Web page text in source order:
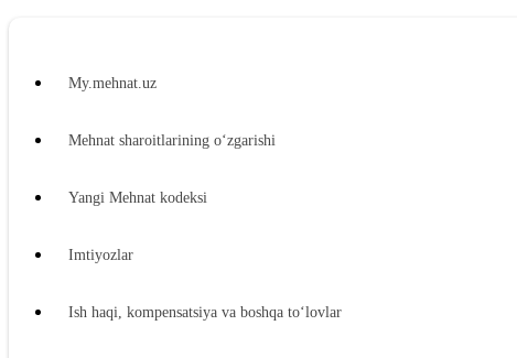
My.mehnat.uz
Mehnat sharoitlarining oʻzgarishi
Yangi Mehnat kodeksi
Imtiyozlar
Ish haqi, kompensatsiya va boshqa toʻlovlar